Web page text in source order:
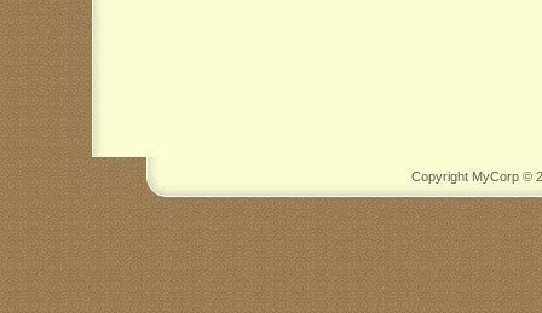
Copyright MyCorp ©